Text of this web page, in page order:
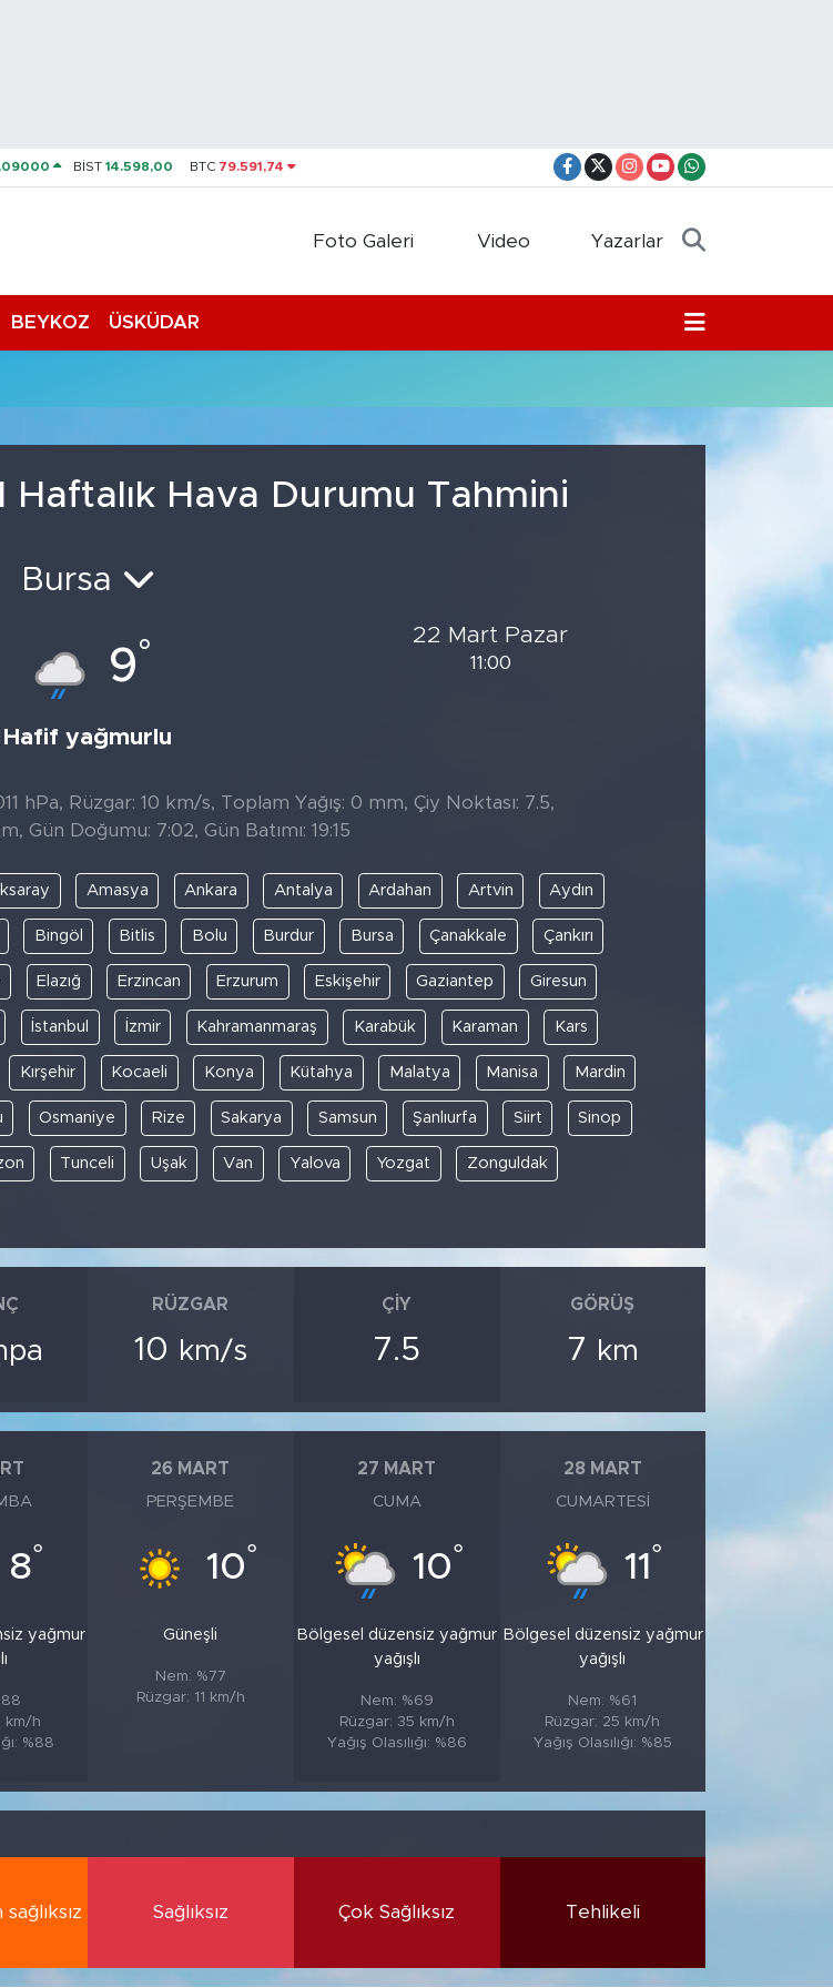
BİST14.598,00 BTC 79.591,74
Foto Galeri Video Yazarlar
BEYKOZ ÜSKÜDAR
Haftalık Hava Durumu Tahmini
Bursa
9°
Hafif yağmurlu
22 Mart Pazar
11:00
hPa, Rüzgar: 10 km/s, Toplam Yağış: 0 mm, Çiy Noktası: 7.5,
Gün Doğumu: 7:02, Gün Batımı: 19:15
Amasya Ankara Antalya Ardahan Artvin Aydın
Bingöl Bitlis Bolu Burdur Bursa Çanakkale Çankırı
Elazığ Erzincan Erzurum Eskişehir Gaziantep Giresun
İstanbul İzmir Kahramanmaraş Karabük Karaman Kars
Kırşehir Kocaeli Konya Kütahya Malatya Manisa Mardin
Osmaniye Rize Sakarya Samsun Şanlıurfa Siirt Sinop
Tunceli Uşak Van Yalova Yozgat Zonguldak
RÜZGAR
10 km/s
ÇIY
7.5
GÖRÜŞ
7 km
8°
yağmur
km/h
%88
26 MART
PERŞEMBE
10°
Güneşli
Nem: %77
Rüzgar: 11 km/h
27 MART
CUMA
10°
Bölgesel düzensiz yağmur
yağışlı
Nem: %69
Rüzgar: 35 km/h
Yağış Olasılığı: %86
28 MART
CUMARTESI
11 °
Bölgesel düzensiz yağmur
yağışlı
Nem: %61
Rüzgar: 25 km/h
Yağış Olasılığı: %85
Sağlıksız Çok Sağlıksız Tehlikeli